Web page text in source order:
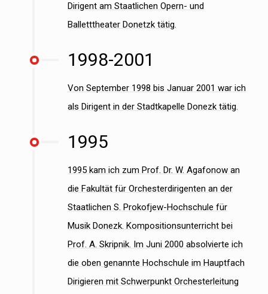
Dirigent am Staatlichen Opern- und
Balletttheater Donetzk tätig.
1998-2001
Von September 1998 bis Januar 2001 war ich
als Dirigent in der Stadtkapelle Donezk tätig.
1995
1995 kam ich zum Prof. Dr. W. Agafonow an
die Fakultät für Orchesterdirigenten an der
Staatlichen S. Prokofjew-Hochschule für
Musik Donezk. Kompositionsunterricht bei
Prof. A. Skripnik. Im Juni 2000 absolvierte ich
die oben genannte Hochschule im Hauptfach
Dirigieren mit Schwerpunkt Orchesterleitung